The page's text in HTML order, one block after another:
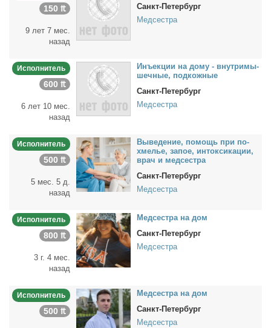
150 ₶
9 лет 7 мес.
назад
Санкт-Петербург
Медсестра
Исполнитель
600 ₶
6 лет 10 мес.
назад
Инъ­ек­ции на до­му - внут­ри­мы­
шеч­ные, под­кож­ные
Санкт-Петербург
Медсестра
Исполнитель
500 ₶
5 мес. 5 д.
назад
Вы­ве­де­ние, по­мощь при по­
хме­лье, за­пое, ин­ток­си­ка­ции,
врач и мед­сест­ра
Санкт-Петербург
Медсестра
Исполнитель
800 ₶
3 г. 4 мес.
назад
Мед­сест­ра на дом
Санкт-Петербург
Медсестра
Исполнитель
500 ₶
Мед­сест­ра на дом
Санкт-Петербург
Медсестра